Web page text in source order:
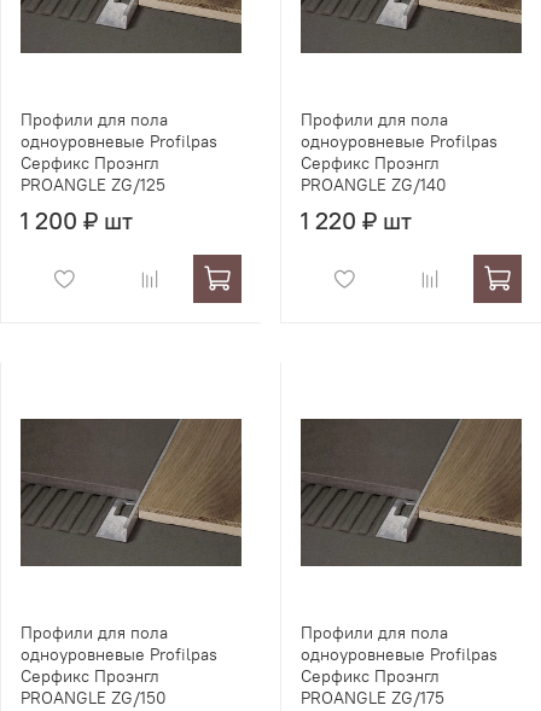
Профили для пола
одноуровневые Profilpas
Серфикс Проэнгл
PROANGLE ZG/125
1 200 ₽ шт
Профили для пола
одноуровневые Profilpas
Серфикс Проэнгл
PROANGLE ZG/140
1 220 ₽ шт
Профили для пола
одноуровневые Profilpas
Серфикс Проэнгл
PROANGLE ZG/150
Профили для пола
одноуровневые Profilpas
Серфикс Проэнгл
PROANGLE ZG/175